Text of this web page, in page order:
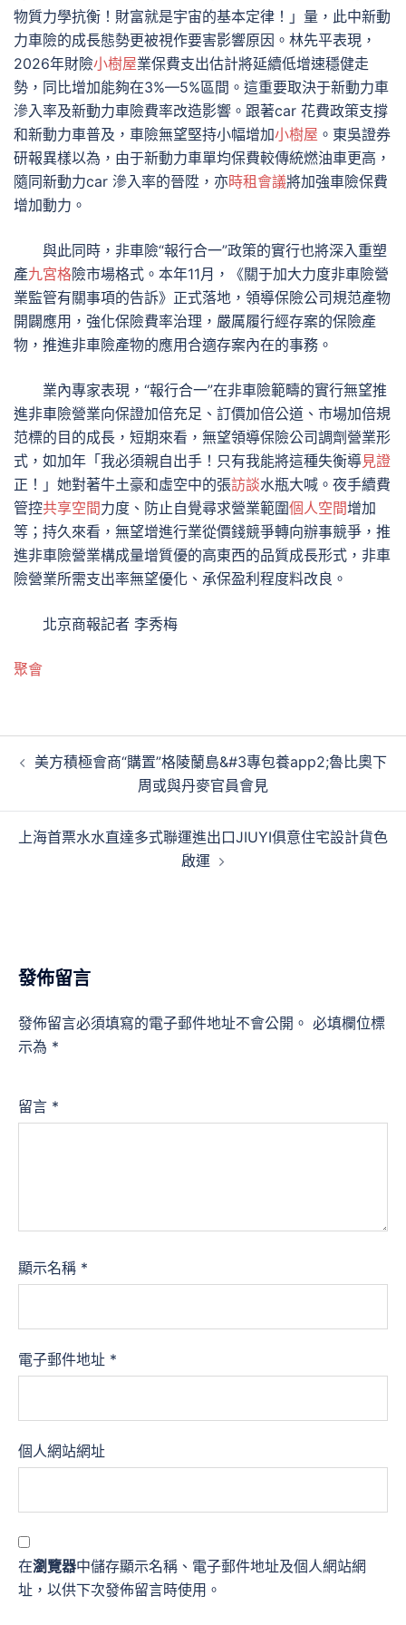
物質力學抗衡！財富就是宇宙的基本定律！」量，此中新動
力車險的成長態勢更被視作要害影響原因。林先平表現，
2026年財險小樹屋業保費支出估計將延續低增速穩健走
勢，同比增加能夠在3%—5%區間。這重要取決于新動力車
滲入率及新動力車險費率改造影響。跟著car 花費政策支撐
和新動力車普及，車險無望堅持小幅增加小樹屋 。東吳證券
研報異樣以為，由于新動力車單均保費較傳統燃油車更高，
隨同新動力car 滲入率的晉陞，亦時租會議將加強車險保費
增加動力。
與此同時，非車險“報行合一”政策的實行也將深入重塑
產九宮格險市場格式。本年11月，《關于加大力度非車險營
業監管有關事項的告訴》正式落地，領導保險公司規范產物
開闢應用，強化保險費率治理，嚴厲履行經存案的保險產
物，推進非車險產物的應用合適存案內在的事務。
業內專家表現，“報行合一”在非車險範疇的實行無望推
進非車險營業向保證加倍充足、訂價加倍公道、市場加倍規
范標的目的成長，短期來看，無望領導保險公司調劑營業形
式，如加年「我必須親自出手！只有我能將這種失衡導見證
正！」她對著牛土豪和虛空中的張訪談水瓶大喊。夜手續費
管控共享空間力度、防止自覺尋求營業範圍個人空間增加
等；持久來看，無望增進行業從價錢競爭轉向辦事競爭，推
進非車險營業構成量增質優的高東西的品質成長形式，非車
險營業所需支出率無望優化、承保盈利程度料改良。
北京商報記者 李秀梅
聚會
章
美方積極會商“購置”格陵蘭島&#3專包養app2;魯比奧下
周或與丹麥官員會見
上海首票水水直達多式聯運進出口JIUYI俱意住宅設計貨色
啟運
發佈留言
發佈留言必須填寫的電子郵件地址不會公開。 必填欄位標
示為 *
留言 *
顯示名稱 *
電子郵件地址 *
個人網站網址
在瀏覽器中儲存顯示名稱、電子郵件地址及個人網站網
址，以供下次發佈留言時使用。